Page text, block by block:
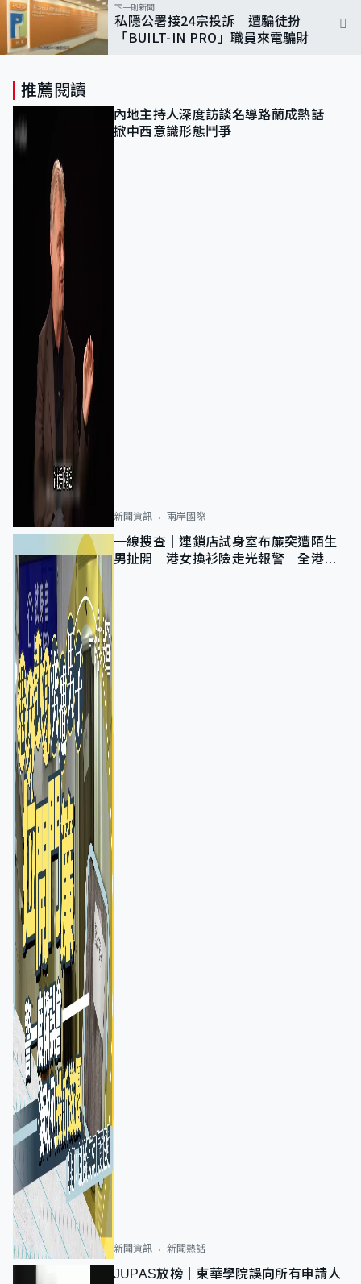
下一則新聞
私隱公署接24宗投訴 遭騙徒扮
「BUILT-IN PRO」職員來電騙財
推薦閱讀
內地主持人深度訪談名導路蘭成熱話
掀中西意識形態鬥爭
新聞資訊 兩岸國際
一線搜查｜連鎖店試身室布簾突遭陌生
男扯開 港女換衫險走光報警 全港分
新聞資訊 新聞熱話
JUPAS放榜｜東華學院誤向所有申請人